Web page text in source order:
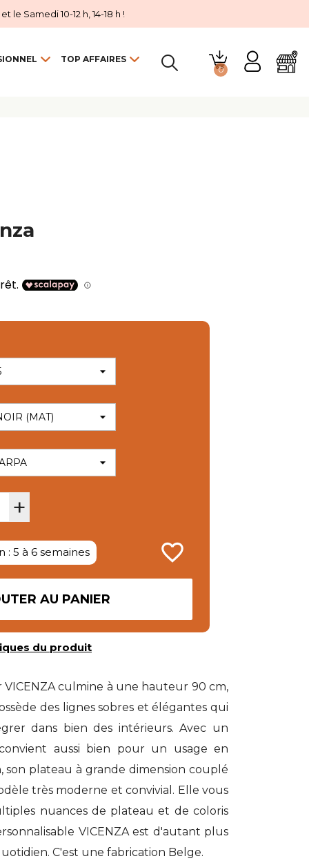
le Samedi 10-12 h, 14-18 h !
TOP AFFAIRES
0
+
: 5 à 6 semaines favorite_border
AU PANIER
du produit
VICENZA culmine à une hauteur 90 cm,
des lignes sobres et élégantes qui
dans bien des intérieurs. Avec un
aussi bien pour un usage en
son plateau à grande dimension couplé
très moderne et convivial. Elle vous
nuances de plateau et de coloris
VICENZA est d'autant plus
C'est une fabrication Belge.